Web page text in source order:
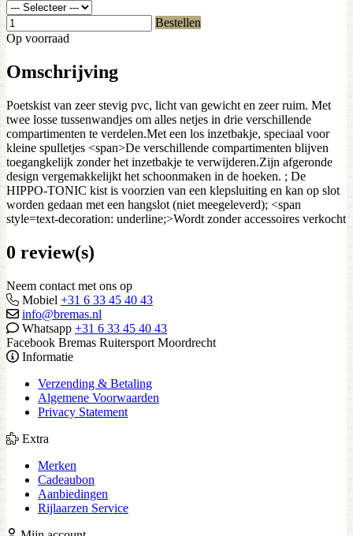
Bestellen
Op voorraad
Omschrijving
Poetskist van zeer stevig pvc, licht van gewicht en zeer ruim. Met
twee losse tussenwandjes om alles netjes in drie verschillende
compartimenten te verdelen.Met een los inzetbakje, speciaal voor
kleine spulletjes <span>De verschillende compartimenten blijven
toegangkelijk zonder het inzetbakje te verwijderen.Zijn afgeronde
design vergemakkelijkt het schoonmaken in de hoeken. ; De
HIPPO-TONIC kist is voorzien van een klepsluiting en kan op slot
worden gedaan met een hangslot (niet meegeleverd); <span
style=text-decoration: underline;>Wordt zonder accessoires verkocht
0 review(s)
Neem contact met ons op
Mobiel +31 6 33 45 40 43
info@bremas.nl
Whatsapp +31 6 33 45 40 43
Facebook Bremas Ruitersport Moordrecht
Informatie
Verzending & Betaling
Algemene Voorwaarden
Privacy Statement
Extra
Merken
Cadeaubon
Aanbiedingen
Rijlaarzen Service